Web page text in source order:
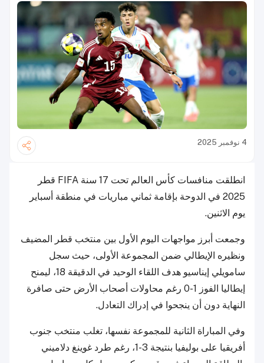
4 نوفمبر 2025
انطلقت منافسات كأس العالم تحت 17 سنة FIFA قطر
2025 في الدوحة بإقامة ثماني مباريات في منطقة أسباير
يوم الاثنين.
وجمعت أبرز مواجهات اليوم الأول بين منتخب قطر المضيف
ونظيره الإيطالي ضمن المجموعة الأولى، حيث سجل
سامويلي إيناسيو هدف اللقاء الوحيد في الدقيقة 18، ليمنح
إيطاليا الفوز 1-0 رغم محاولات أصحاب الأرض حتى صافرة
النهاية دون أن ينجحوا في إدراك التعادل.
وفي المباراة الثانية للمجموعة نفسها، تغلب منتخب جنوب
أفريقيا على بوليفيا بنتيجة 3-1، رغم طرد غوينغ دلاميني